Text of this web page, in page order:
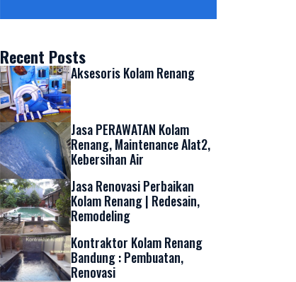
Recent Posts
Aksesoris Kolam Renang
Jasa PERAWATAN Kolam
Renang, Maintenance Alat2,
Kebersihan Air
Jasa Renovasi Perbaikan
Kolam Renang | Redesain,
Remodeling
Kontraktor Kolam Renang
Bandung : Pembuatan,
Renovasi